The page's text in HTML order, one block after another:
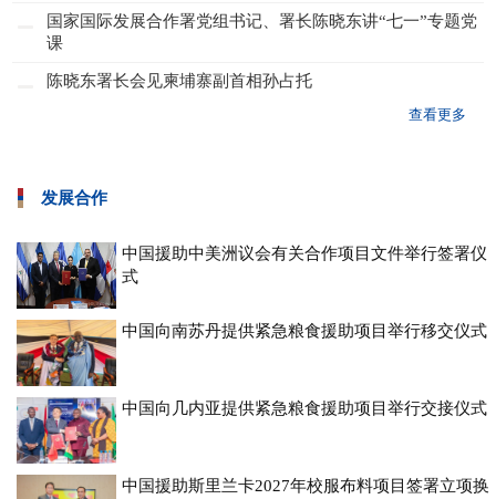
国家国际发展合作署党组书记、署长陈晓东讲“七一”专题党
课
陈晓东署长会见柬埔寨副首相孙占托
查看更多
发展合作
中国援助中美洲议会有关合作项目文件举行签署仪
式
中国向南苏丹提供紧急粮食援助项目举行移交仪式
中国向几内亚提供紧急粮食援助项目举行交接仪式
中国援助斯里兰卡2027年校服布料项目签署立项换